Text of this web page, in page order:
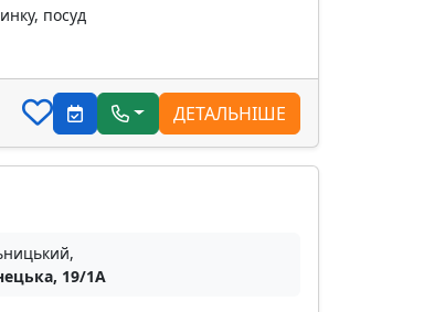
посуд
ДЕТАЛЬНІШЕ
19/1А